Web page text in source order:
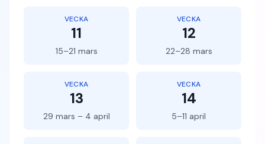
VECKA
11
15–21 mars
VECKA
12
22–28 mars
VECKA
13
29 mars – 4 april
VECKA
14
5–11 april